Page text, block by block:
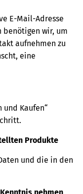
E-Mail-Adresse
benötigen wir, um
aufnehmen zu
eine
und Kaufen“
Produkte
und die in den